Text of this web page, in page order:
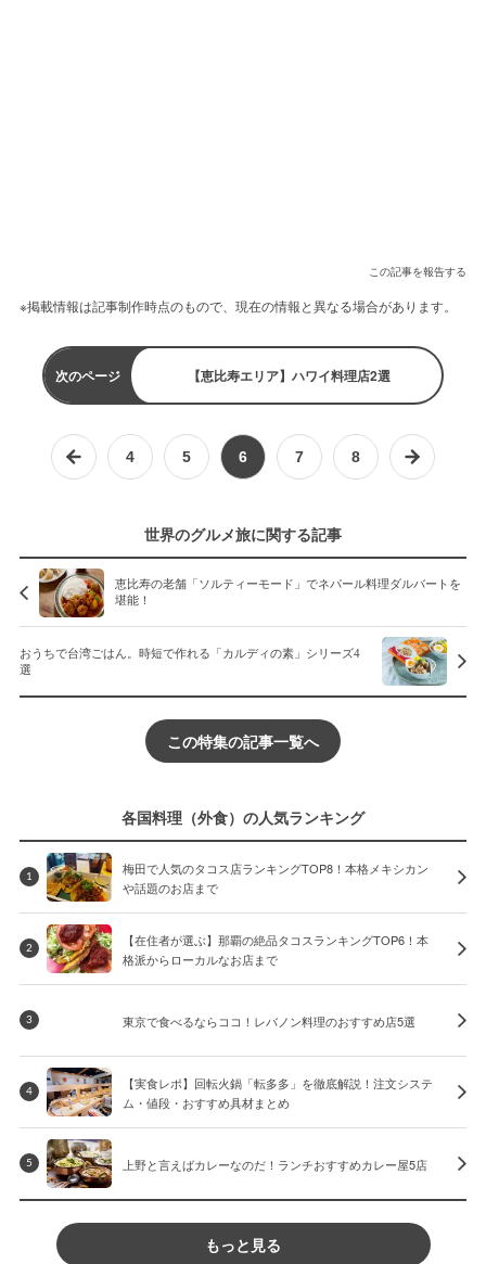
この記事を報告する
※掲載情報は記事制作時点のもので、現在の情報と異なる場合があります。
次のページ 【恵比寿エリア】ハワイ料理店2選
4 5 6 7 8
世界のグルメ旅に関する記事
恵比寿の老舗「ソルティーモード」でネパール料理ダルバートを
堪能！
おうちで台湾ごはん。時短で作れる「カルディの素」シリーズ4
選
この特集の記事一覧へ
各国料理（外食）の人気ランキング
1
梅田で人気のタコス店ランキングTOP8！本格メキシカン
や話題のお店まで
2
【在住者が選ぶ】那覇の絶品タコスランキングTOP6！本
格派からローカルなお店まで
3 東京で食べるならココ！レバノン料理のおすすめ店5選
4
【実食レポ】回転火鍋「転多多」を徹底解説！注文システ
ム・値段・おすすめ具材まとめ
5 上野と言えばカレーなのだ！ランチおすすめカレー屋5店
もっと見る